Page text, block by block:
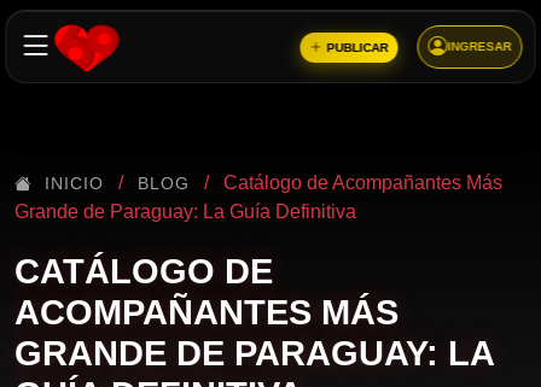
PUBLICAR INGRESAR
INICIO / BLOG /
Catálogo de Acompañantes Más
Grande de Paraguay: La Guía Definitiva
CATÁLOGO DE
ACOMPAÑANTES MÁS
GRANDE DE PARAGUAY: LA